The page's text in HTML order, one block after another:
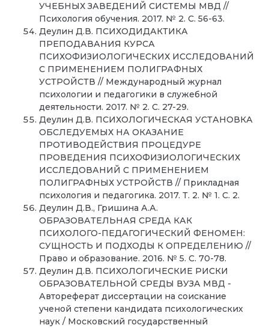
УЧЕБНЫХ ЗАВЕДЕНИЙ СИСТЕМЫ МВД //
Психология обучения. 2017. № 2. С. 56-63.
Деулин Д.В. ПСИХОДИДАКТИКА
ПРЕПОДАВАНИЯ КУРСА
ПСИХОФИЗИОЛОГИЧЕСКИХ ИССЛЕДОВАНИЙ
С ПРИМЕНЕНИЕМ ПОЛИГРАФНЫХ
УСТРОЙСТВ // Международный журнал
психологии и педагогики в служебной
деятельности. 2017. № 2. С. 27-29.
Деулин Д.В. ПСИХОЛОГИЧЕСКАЯ УСТАНОВКА
ОБСЛЕДУЕМЫХ НА ОКАЗАНИЕ
ПРОТИВОДЕЙСТВИЯ ПРОЦЕДУРЕ
ПРОВЕДЕНИЯ ПСИХОФИЗИОЛОГИЧЕСКИХ
ИССЛЕДОВАНИЙ С ПРИМЕНЕНИЕМ
ПОЛИГРАФНЫХ УСТРОЙСТВ // Прикладная
психология и педагогика. 2017. Т. 2. № 1. С. 2.
Деулин Д.В., Гришина А.А.
ОБРАЗОВАТЕЛЬНАЯ СРЕДА КАК
ПСИХОЛОГО-ПЕДАГОГИЧЕСКИЙ ФЕНОМЕН:
СУЩНОСТЬ И ПОДХОДЫ К ОПРЕДЕЛЕНИЮ //
Право и образование. 2016. № 5. С. 70-78.
Деулин Д.В. ПСИХОЛОГИЧЕСКИЕ РИСКИ
ОБРАЗОВАТЕЛЬНОЙ СРЕДЫ ВУЗА МВД -
Автореферат диссертации на соискание
ученой степени кандидата психологических
наук / Московский государственный